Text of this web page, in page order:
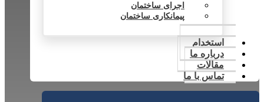
اجرای ساختمان
پیمانکاری ساختمان
استخدام
درباره ما
مقالات
تماس با ما